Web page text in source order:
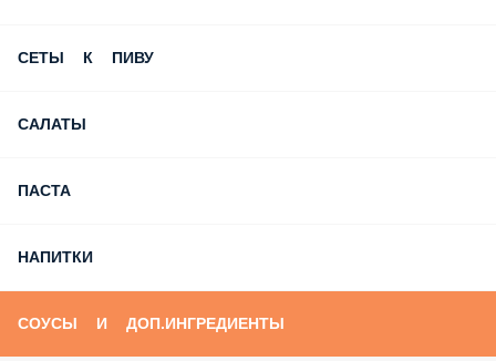
СЕТЫ К ПИВУ
САЛАТЫ
ПАСТА
НАПИТКИ
СОУСЫ И ДОП.ИНГРЕДИЕНТЫ